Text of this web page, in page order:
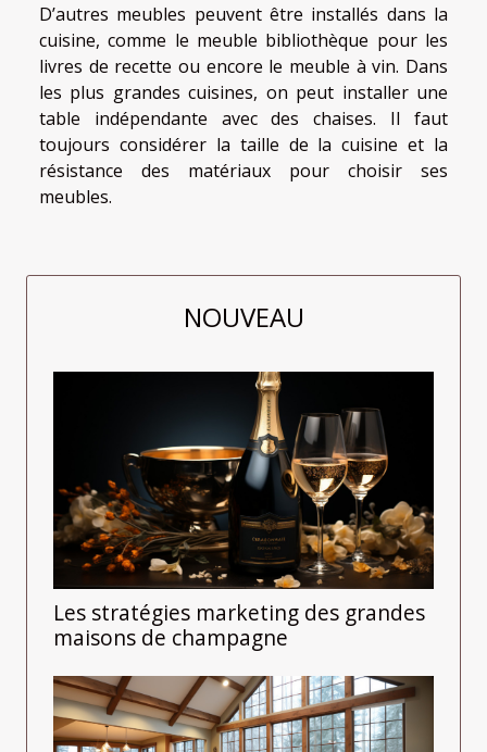
D’autres meubles peuvent être installés dans la
cuisine, comme le meuble bibliothèque pour les
livres de recette ou encore le meuble à vin. Dans
les plus grandes cuisines, on peut installer une
table indépendante avec des chaises. Il faut
toujours considérer la taille de la cuisine et la
résistance des matériaux pour choisir ses
meubles.
NOUVEAU
Les stratégies marketing des grandes
maisons de champagne